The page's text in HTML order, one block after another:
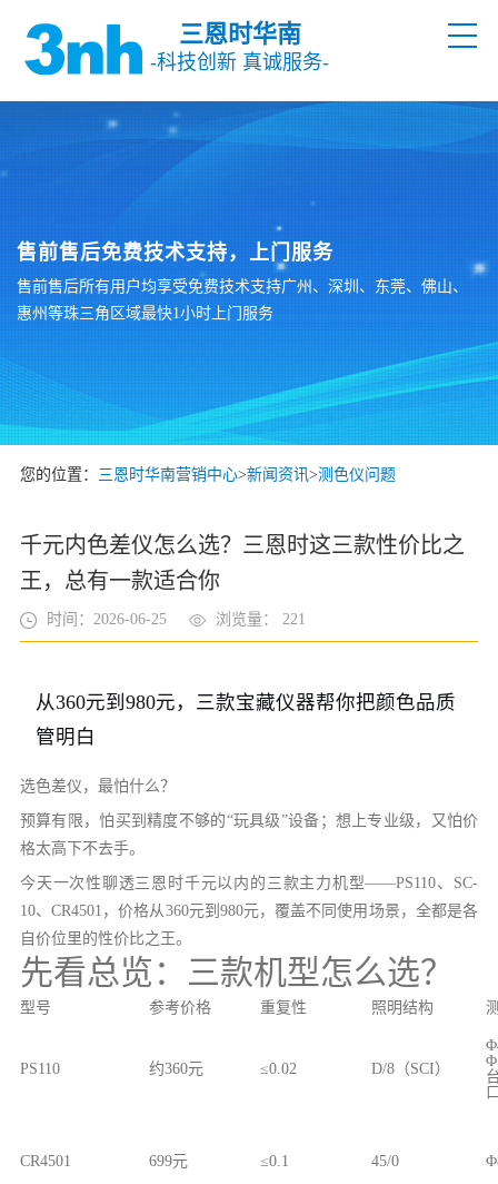
三恩时华南
-科技创新 真诚服务-
售前售后免费技术支持，上门服务
售前售后所有用户均享受免费技术支持广州、深圳、东莞、佛山、
惠州等珠三角区域最快1小时上门服务
您的位置： 三恩时华南营销中心>新闻资讯>测色仪问题
千元内色差仪怎么选？三恩时这三款性价比之
王，总有一款适合你
时间：2026-06-25 浏览量： 221
从360元到980元，三款宝藏仪器帮你把颜色品质
管明白
选色差仪，最怕什么？
预算有限，怕买到精度不够的“玩具级”设备；想上专业级，又怕价
格太高下不去手。
今天一次性聊透三恩时千元以内的三款主力机型——PS110、SC-
10、CR4501，价格从360元到980元，覆盖不同使用场景，全都是各
自价位里的性价比之王。
先看总览：三款机型怎么选？
型号 参考价格 重复性 照明结构
PS110 约360元 ≤0.02 D/8（SCI）
CR4501 699元 ≤0.1 45/0